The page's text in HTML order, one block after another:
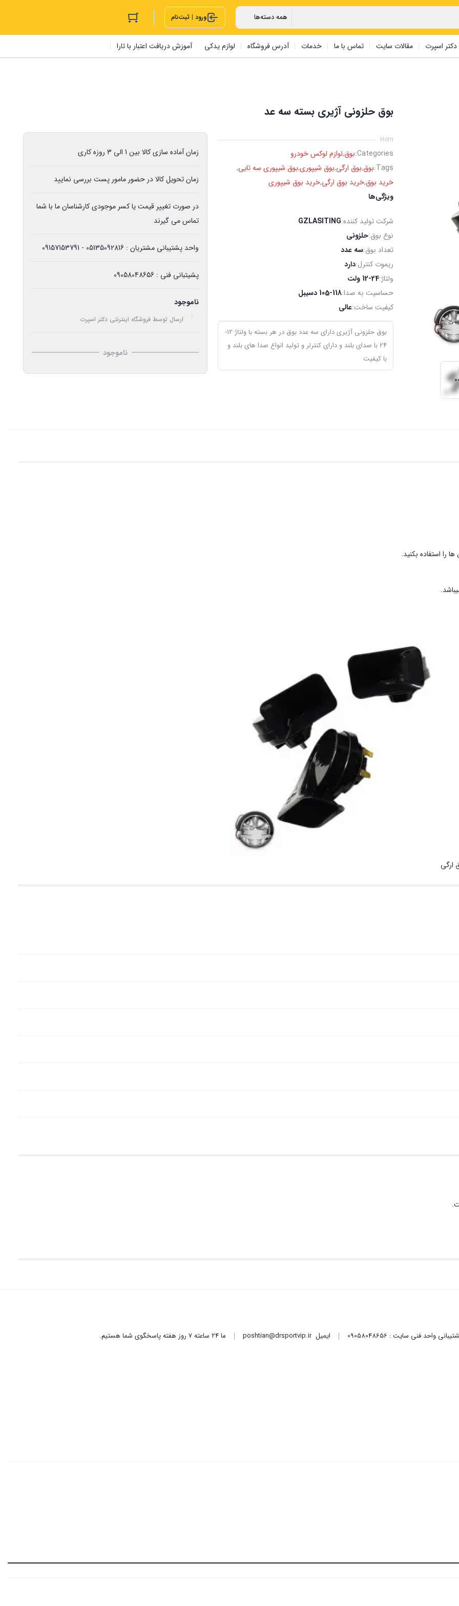
ورود | ثبت‌نام
اسپرت مقالات سایت تماس با ما خدمات آدرس فروشگاه لوازم یدکی آموزش دریافت اعتبار با تارا
بوق حلزونی آژیری بسته سه عد
Horn
Categories: بوق,لوازم لوکس خودرو
Tags: بوق,بوق ارگی,بوق شیپوری,بوق شیپوری سه تایی,
خرید بوق,خرید بوق ارگی,خرید بوق شیپوری
ویژگی‌ها
شرکت تولید کننده:GZLASITING
نوع بوق:حلزونی
تعداد بوق:سه عدد
ریموت کنترل:دارد
ولتاژ:12-24 ولت
حساسیت به صدا:105-118 دسیبل
کیفیت ساخت:عالی
بوق حلزونی آژیری دارای سه عدد بوق در هر بسته با ولتاژ 12-
24 با صدای بلند و دارای کنترلر و تولید انواع صدا های بلند و
با کیفیت
زمان آماده سازی کالا بین 1 الی 3 روزه کاری
زمان تحویل کالا در حضور مامور پست بررسی نمایید
در صورت تغییر قیمت یا کسر موجودی کارشناسان ما با شما
تماس می گیرند
واحد پشتیبانی مشتریان : 05135092816 - 09157153791
پشیتبانی فنی : 09058048656
ناموجود
ارسال توسط فروشگاه اینترنتی دکتر اسپرت
ناموجود
را استفاده بکنید.
ارگی
ایمیلposhtian@drsportvip.ir ما 24 ساعته 7 روز هفته پاسخگوی شما هستیم.